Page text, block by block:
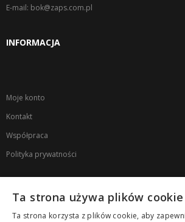
E-mail: bok@zaps.com.pl
INFORMACJA
Moje konto
Kontakt
Współpraca
Polityka prywatności
NEWSLETTER
Ta strona używa plików cookie
Ta strona korzysta z plików cookie, aby